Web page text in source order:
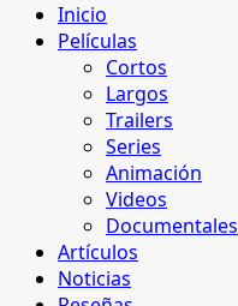
Inicio
Películas
Cortos
Largos
Trailers
Series
Animación
Videos
Documentales
Artículos
Noticias